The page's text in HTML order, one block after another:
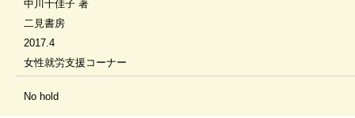
中川千佳子 著
二見書房
2017.4
女性就労支援コーナー
No hold